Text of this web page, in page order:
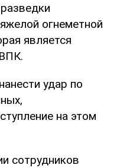
огнеметной
является
удар по
на этом
сотрудников